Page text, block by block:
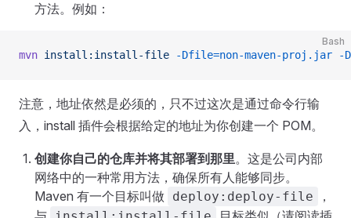
方法。例如：
Bash
mvn install:install-file -Dfile=non-maven-proj.jar -
注意，地址依然是必须的，只不过这次是通过命令行输
入，install 插件会根据给定的地址为你创建一个 POM。
创建你自己的仓库并将其部署到那里。这是公司内部
网络中的一种常用方法，确保所有人能够同步。
Maven 有一个目标叫做 deploy:deploy-file
，